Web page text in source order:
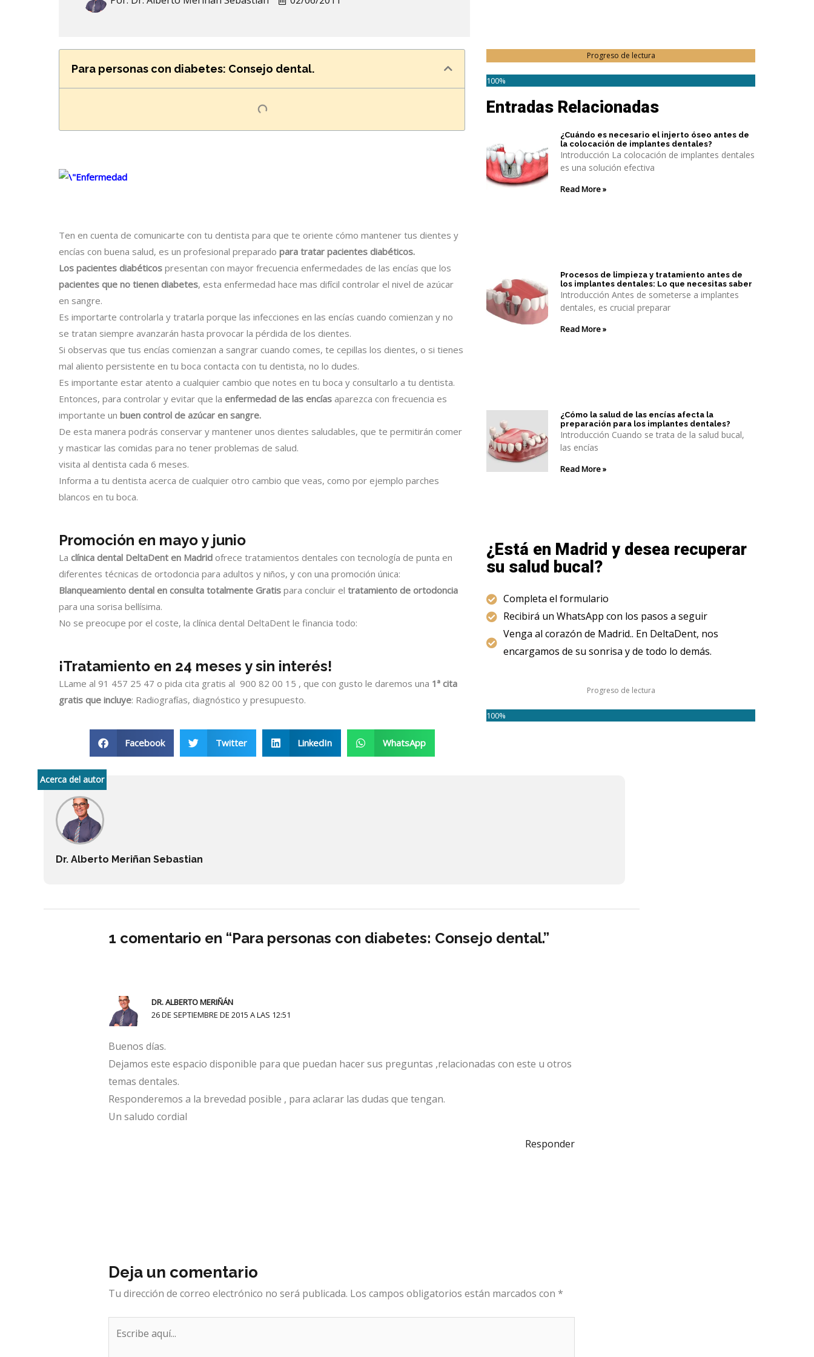
Para personas con diabetes: Consejo dental.
Ten en cuenta de comunicarte con tu dentista para que te oriente cómo mantener tus dientes y
encías con buena salud, es un profesional preparado para tratar pacientes diabéticos.
Los pacientes diabéticos presentan con mayor frecuencia enfermedades de las encías que los
pacientes que no tienen diabetes, esta enfermedad hace mas difícil controlar el nivel de azúcar
en sangre.
Es importarte controlarla y tratarla porque las infecciones en las encías cuando comienzan y no
se tratan siempre avanzarán hasta provocar la pérdida de los dientes.
Si observas que tus encías comienzan a sangrar cuando comes, te cepillas los dientes, o si tienes
mal aliento persistente en tu boca contacta con tu dentista, no lo dudes.
Es importante estar atento a cualquier cambio que notes en tu boca y consultarlo a tu dentista.
Entonces, para controlar y evitar que la enfermedad de las encías aparezca con frecuencia es
importante un buen control de azúcar en sangre.
De esta manera podrás conservar y mantener unos dientes saludables, que te permitirán comer
y masticar las comidas para no tener problemas de salud.
visita al dentista cada 6 meses.
Informa a tu dentista acerca de cualquier otro cambio que veas, como por ejemplo parches
blancos en tu boca.
Promoción en mayo y junio
La clínica dental DeltaDent en Madrid ofrece tratamientos dentales con tecnología de punta en
diferentes técnicas de ortodoncia para adultos y niños, y con una promoción única:
Blanqueamiento dental en consulta totalmente Gratis para concluir el tratamiento de ortodoncia
para una sorisa bellísima.
No se preocupe por el coste, la clínica dental DeltaDent le financia todo:
¡Tratamiento en 24 meses y sin interés!
LLame al 91 457 25 47 o pida cita gratis al 900 82 00 15 , que con gusto le daremos una 1ª cita
gratis que incluye: Radiografías, diagnóstico y presupuesto.
Facebook Twitter LinkedIn WhatsApp
Progreso de lectura
100%
Entradas Relacionadas
¿Cuándo es necesario el injerto óseo antes de
la colocación de implantes dentales?
Introducción La colocación de implantes dentales
es una solución efectiva
Read More »
Procesos de limpieza y tratamiento antes de
los implantes dentales: Lo que necesitas saber
Introducción Antes de someterse a implantes
dentales, es crucial preparar
Read More »
¿Cómo la salud de las encías afecta la
preparación para los implantes dentales?
Introducción Cuando se trata de la salud bucal,
las encías
Read More »
¿Está en Madrid y desea recuperar
su salud bucal?
Completa el formulario
Recibirá un WhatsApp con los pasos a seguir
Venga al corazón de Madrid.. En DeltaDent, nos
encargamos de su sonrisa y de todo lo demás.
Progreso de lectura
100%
Acerca del autor
Dr. Alberto Meriñan Sebastian
1 comentario en “Para personas con diabetes: Consejo dental.”
DR. ALBERTO MERIÑÁN
26 DE SEPTIEMBRE DE 2015 A LAS 12:51
Buenos días.
Dejamos este espacio disponible para que puedan hacer sus preguntas ,relacionadas con este u otros
temas dentales.
Responderemos a la brevedad posible , para aclarar las dudas que tengan.
Un saludo cordial
Responder
Deja un comentario
Tu dirección de correo electrónico no será publicada. Los campos obligatorios están marcados con *